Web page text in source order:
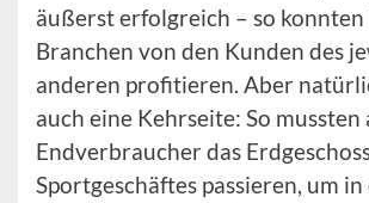
äußerst erfolgreich – so konnten
Branchen von den Kunden des
anderen profitieren. Aber
auch eine Kehrseite: So mussten
Endverbraucher das
Sportgeschäftes passieren, um in